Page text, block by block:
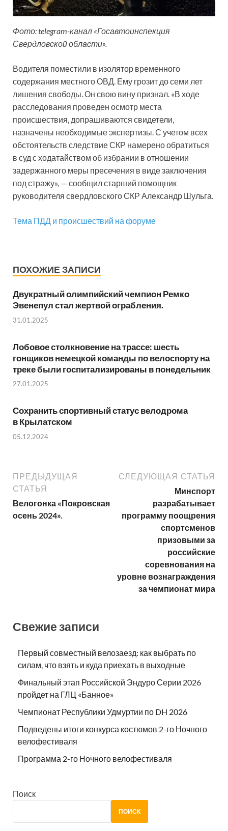
Фото: telegram-канал «Госавтоинспекция
Свердловской области».
Водителя поместили в изолятор временного
содержания местного ОВД. Ему грозит до семи лет
лишения свободы. Он свою вину признал. «В ходе
расследования проведен осмотр места
происшествия, допрашиваются свидетели,
назначены необходимые экспертизы. С учетом всех
обстоятельств следствие СКР намерено обратиться
в суд с ходатайством об избрании в отношении
задержанного меры пресечения в виде заключения
под стражу», — сообщил старший помощник
руководителя свердловского СКР Александр Шульга.
Тема ПДД и происшествий на форуме
ПОХОЖИЕ ЗАПИСИ
Двукратный олимпийский чемпион Ремко
Эвенепул стал жертвой ограбления.
31.01.2025
Лобовое столкновение на трассе: шесть
гонщиков немецкой команды по велоспорту на
треке были госпитализированы в понедельник
27.01.2025
Сохранить спортивный статус велодрома
в Крылатском
05.12.2024
ПРЕДЫДУЩАЯ
СТАТЬЯ
Велогонка «Покровская
осень 2024».
СЛЕДУЮЩАЯ СТАТЬЯ
Минспорт
разрабатывает
программу поощрения
спортсменов
призовыми за
российские
соревнования на
уровне вознаграждения
за чемпионат мира
Свежие записи
Первый совместный велозаезд: как выбрать по
силам, что взять и куда приехать в выходные
Финальный этап Российской Эндуро Серии 2026
пройдет на ГЛЦ «Банное»
Чемпионат Республики Удмуртии по DH 2026
Подведены итоги конкурса костюмов 2-го Ночного
велофестиваля
Программа 2-го Ночного велофестиваля
Поиск
ПОИСК